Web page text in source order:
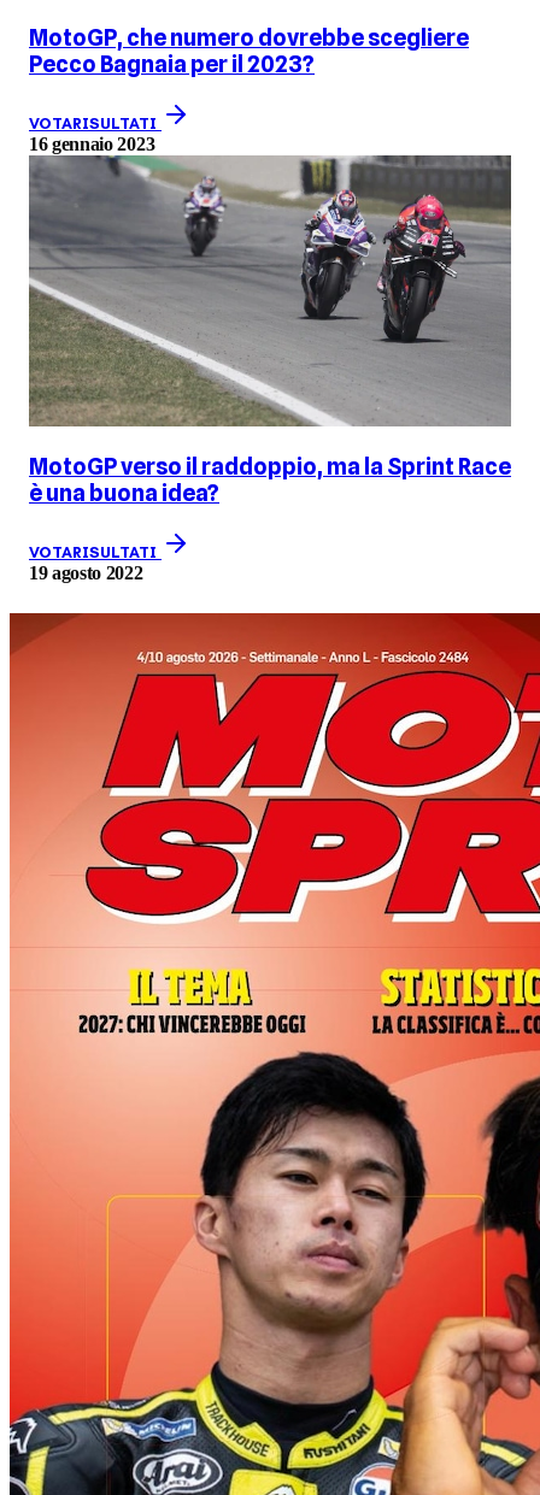
MotoGP, che numero dovrebbe scegliere
Pecco Bagnaia per il 2023?
VOTARISULTATI
16 gennaio 2023
MotoGP verso il raddoppio, ma la Sprint Race
è una buona idea?
VOTARISULTATI
19 agosto 2022